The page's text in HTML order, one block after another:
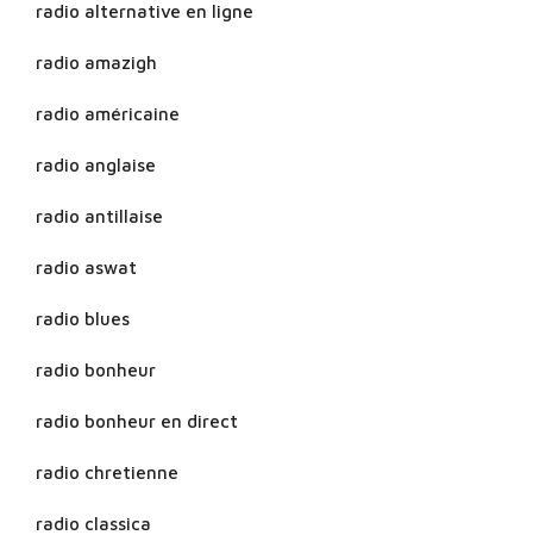
radio alternative en ligne
radio amazigh
radio américaine
radio anglaise
radio antillaise
radio aswat
radio blues
radio bonheur
radio bonheur en direct
radio chretienne
radio classica